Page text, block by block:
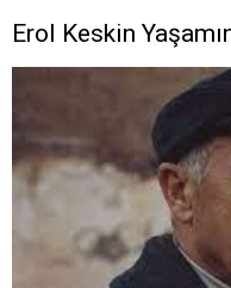
Erol Keskin